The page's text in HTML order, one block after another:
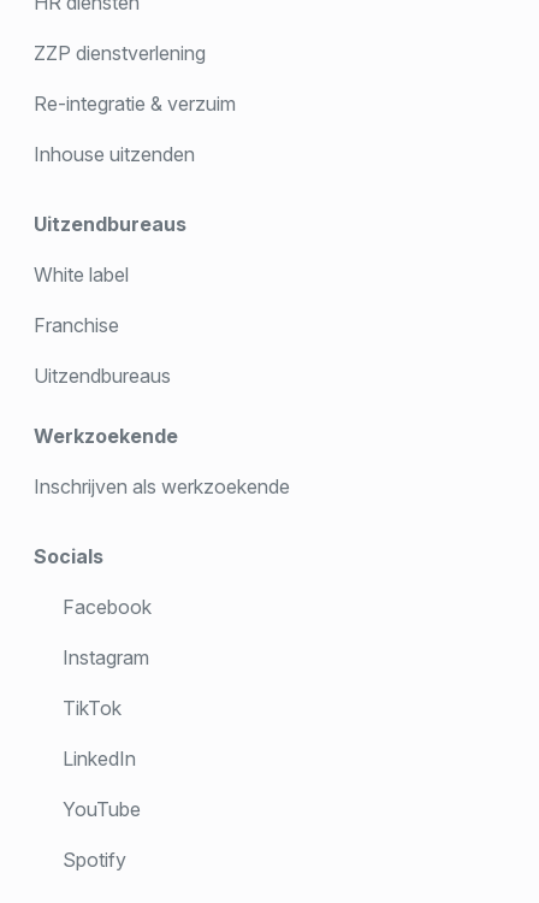
ZZP dienstverlening
Re-integratie & verzuim
Inhouse uitzenden
Uitzendbureaus
White label
Franchise
Uitzendbureaus
Werkzoekende
Inschrijven als werkzoekende
Socials
Facebook
Instagram
TikTok
LinkedIn
YouTube
Spotify